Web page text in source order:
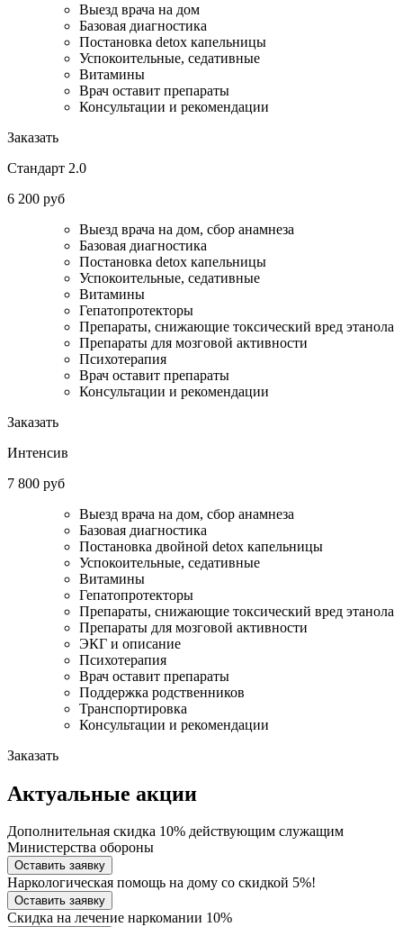
Выезд врача на дом
Базовая диагностика
Постановка detox капельницы
Успокоительные, седативные
Витамины
Врач оставит препараты
Консультации и рекомендации
Заказать
Стандарт 2.0
6 200 руб
Выезд врача на дом, сбор анамнеза
Базовая диагностика
Постановка detox капельницы
Успокоительные, седативные
Витамины
Гепатопротекторы
Препараты, снижающие токсический вред этанола
Препараты для мозговой активности
Психотерапия
Врач оставит препараты
Консультации и рекомендации
Заказать
Интенсив
7 800 руб
Выезд врача на дом, сбор анамнеза
Базовая диагностика
Постановка двойной detox капельницы
Успокоительные, седативные
Витамины
Гепатопротекторы
Препараты, снижающие токсический вред этанола
Препараты для мозговой активности
ЭКГ и описание
Психотерапия
Врач оставит препараты
Поддержка родственников
Транспортировка
Консультации и рекомендации
Заказать
Актуальные акции
Дополнительная скидка 10% действующим служащим
Министерства обороны
Оставить заявку
Наркологическая помощь на дому со скидкой 5%!
Оставить заявку
Скидка на лечение наркомании 10%